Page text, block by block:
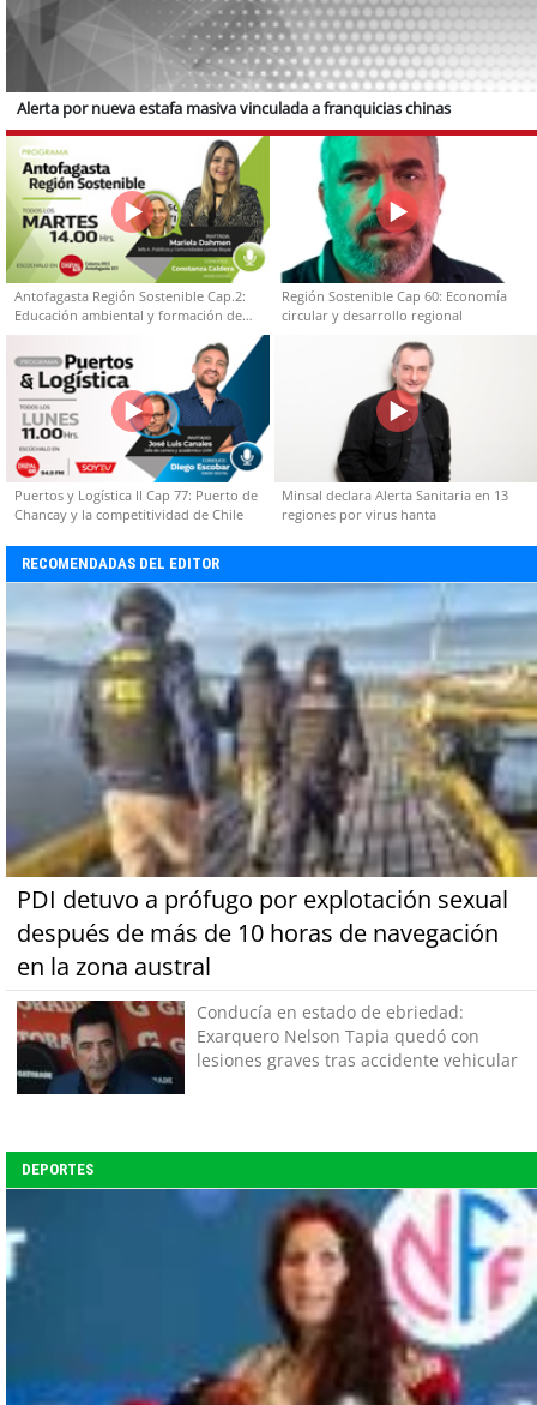
Alerta por nueva estafa masiva vinculada a franquicias chinas
Antofagasta Región Sostenible Cap.2:
Educación ambiental y formación de
capacidades técnicas
Región Sostenible Cap 60: Economía
circular y desarrollo regional
Puertos y Logística II Cap 77: Puerto de
Chancay y la competitividad de Chile
Minsal declara Alerta Sanitaria en 13
regiones por virus hanta
RECOMENDADAS DEL EDITOR
PDI detuvo a prófugo por explotación sexual
después de más de 10 horas de navegación
en la zona austral
Conducía en estado de ebriedad:
Exarquero Nelson Tapia quedó con
lesiones graves tras accidente vehicular
DEPORTES